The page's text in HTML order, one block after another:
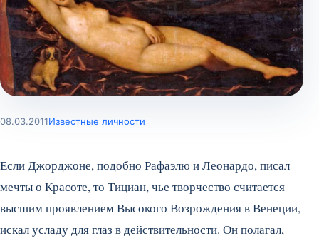
08.03.2011Известные личности
Если Джорджоне, подобно Рафаэлю и Леонардо, писал
мечты о Красоте, то Тициан, чье творчество считается
высшим проявлением Высокого Возрождения в Венеции,
искал усладу для глаз в действительности. Он полагал,